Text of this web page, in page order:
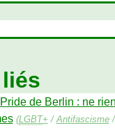
de Berlin : ne
(LGBT+ /Antifascisme/